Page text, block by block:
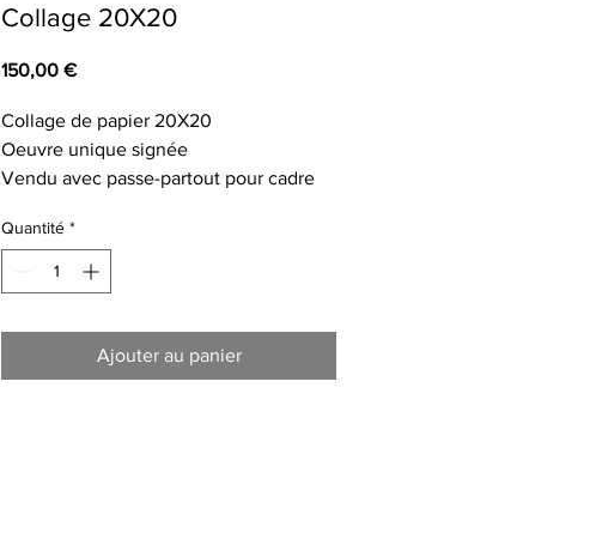
Collage 20X20
150,00 €Prix
Collage de papier 20X20
Oeuvre unique signée
Vendu avec passe-partout pour cadre
Quantité *
Ajouter au panier